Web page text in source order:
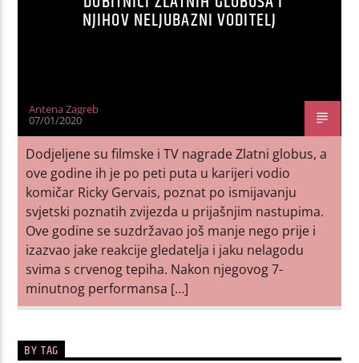
NJIHOV NELJUBAZNI VODITELJ
Antena Zagreb
07/01/2020
Dodjeljene su filmske i TV nagrade Zlatni globus, a
ove godine ih je po peti puta u karijeri vodio
komičar Ricky Gervais, poznat po ismijavanju
svjetski poznatih zvijezda u prijašnjim nastupima.
Ove godine se suzdržavao još manje nego prije i
izazvao jake reakcije gledatelja i jaku nelagodu
svima s crvenog tepiha. Nakon njegovog 7-
minutnog performansa […]
BY TAG